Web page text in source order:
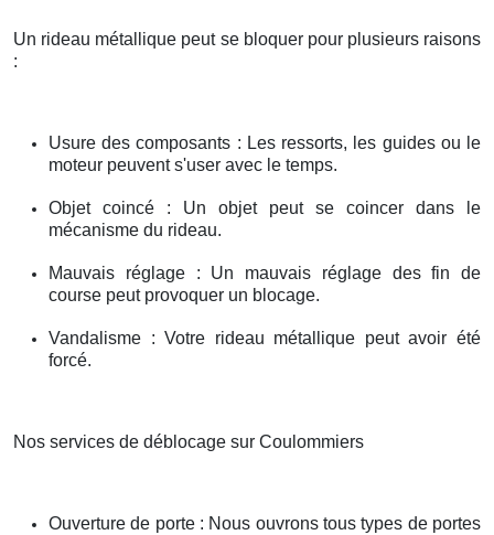
Un rideau métallique peut se bloquer pour plusieurs raisons
:
Usure des composants : Les ressorts, les guides ou le
moteur peuvent s'user avec le temps.
Objet coincé : Un objet peut se coincer dans le
mécanisme du rideau.
Mauvais réglage : Un mauvais réglage des fin de
course peut provoquer un blocage.
Vandalisme : Votre rideau métallique peut avoir été
forcé.
Nos services de déblocage sur Coulommiers
Ouverture de porte : Nous ouvrons tous types de portes